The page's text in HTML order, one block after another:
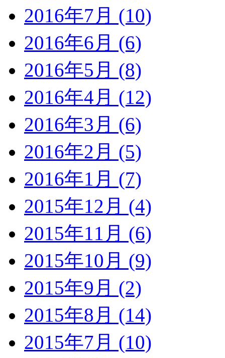
2016年7月 (10)
2016年6月 (6)
2016年5月 (8)
2016年4月 (12)
2016年3月 (6)
2016年2月 (5)
2016年1月 (7)
2015年12月 (4)
2015年11月 (6)
2015年10月 (9)
2015年9月 (2)
2015年8月 (14)
2015年7月 (10)